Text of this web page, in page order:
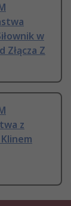
w
Złącza Z
z